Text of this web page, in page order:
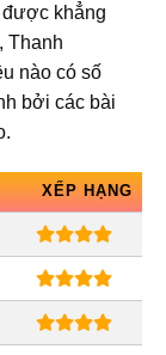
khẳng
Thanh
nào có số
bởi các bài
XẾP HẠNG